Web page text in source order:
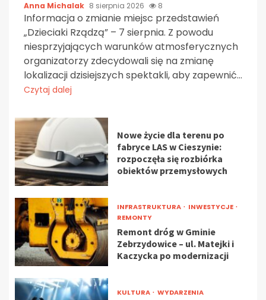
Anna Michalak 8 sierpnia 2026 8
Informacja o zmianie miejsc przedstawień
„Dzieciaki Rządzą” – 7 sierpnia. Z powodu
niesprzyjających warunków atmosferycznych
organizatorzy zdecydowali się na zmianę
lokalizacji dzisiejszych spektakli, aby zapewnić...
Czytaj dalej
Nowe życie dla terenu po
fabryce LAS w Cieszynie:
rozpoczęła się rozbiórka
obiektów przemysłowych
INFRASTRUKTURA
INWESTYCJE
REMONTY
Remont dróg w Gminie
Zebrzydowice – ul. Matejki i
Kaczycka po modernizacji
KULTURA WYDARZENIA